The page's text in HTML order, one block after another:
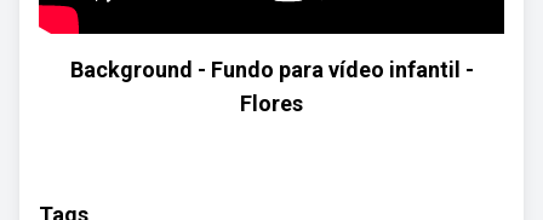
Background - Fundo para vídeo infantil -
Flores
Tags